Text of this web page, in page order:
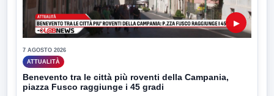
▶
7 AGOSTO 2026
ATTUALITÀ
Benevento tra le città più roventi della Campania,
piazza Fusco raggiunge i 45 gradi